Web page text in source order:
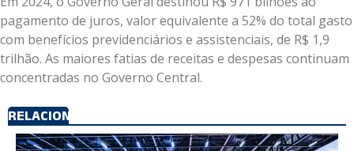
pagamento de juros, valor equivalente a 52% do total gasto
com benefícios previdenciários e assistenciais, de R$ 1,9
trilhão. As maiores fatias de receitas e despesas continuam
concentradas no Governo Central.
RELACIONADOS